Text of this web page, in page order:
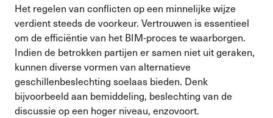
Het regelen van conflicten op een minnelijke wijze
verdient steeds de voorkeur. Vertrouwen is essentieel
om de efficiëntie van het BIM-proces te waarborgen.
Indien de betrokken partijen er samen niet uit geraken,
kunnen diverse vormen van alternatieve
geschillenbeslechting soelaas bieden. Denk
bijvoorbeeld aan bemiddeling, beslechting van de
discussie op een hoger niveau, enzovoort.